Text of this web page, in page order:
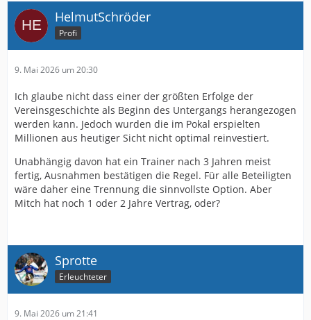
Völlige sportliche Inkompetenz kennen wir ja schon seit
Jahren in diesem Verein. Aber das Schlimme ist, dass
offensichtlich niemand daraus lernt.
geschafft wird, ändert das nichts an meiner Ansicht. Da
am besten noch einer aus der obersten Etage.
HelmutSchröder
Profi
9. Mai 2026 um 20:30
Ich glaube nicht dass einer der größten Erfolge der
Vereinsgeschichte als Beginn des Untergangs herangezogen
werden kann. Jedoch wurden die im Pokal erspielten
Millionen aus heutiger Sicht nicht optimal reinvestiert.
Unabhängig davon hat ein Trainer nach 3 Jahren meist
fertig, Ausnahmen bestätigen die Regel. Für alle Beteiligten
wäre daher eine Trennung die sinnvollste Option. Aber
Mitch hat noch 1 oder 2 Jahre Vertrag, oder?
Sprotte
Erleuchteter
9. Mai 2026 um 21:41